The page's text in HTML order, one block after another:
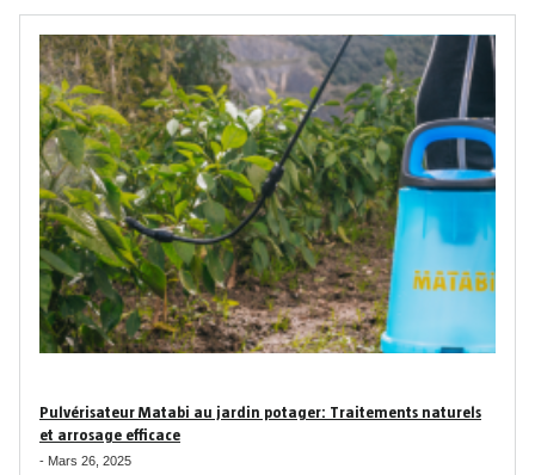
Pulvérisateur Matabi au jardin potager: Traitements naturels
et arrosage efficace
- Mars 26, 2025